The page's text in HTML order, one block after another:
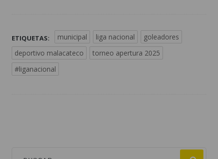
ETIQUETAS: municipal liga nacional
goleadores
deportivo malacateco
torneo apertura 2025
#liganacional